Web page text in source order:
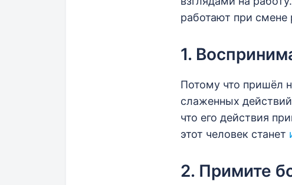
работают при смене
1.
Потому что пришёл
слаженных
что его действия
этот человек станет
2. Примите